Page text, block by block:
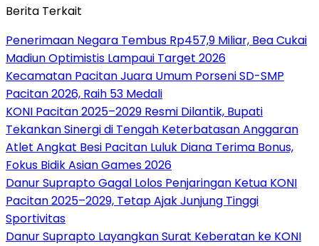
Berita Terkait
Penerimaan Negara Tembus Rp457,9 Miliar, Bea Cukai
Madiun Optimistis Lampaui Target 2026
Kecamatan Pacitan Juara Umum Porseni SD-SMP
Pacitan 2026, Raih 53 Medali
KONI Pacitan 2025–2029 Resmi Dilantik, Bupati
Tekankan Sinergi di Tengah Keterbatasan Anggaran
Atlet Angkat Besi Pacitan Luluk Diana Terima Bonus,
Fokus Bidik Asian Games 2026
Danur Suprapto Gagal Lolos Penjaringan Ketua KONI
Pacitan 2025–2029, Tetap Ajak Junjung Tinggi
Sportivitas
Danur Suprapto Layangkan Surat Keberatan ke KONI